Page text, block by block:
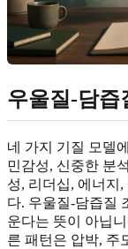
우울질-담즙
네 가지 기질 모델
민감성, 신중한 분
성, 리더십, 에너지
다. 우울질-담즙질
운다는 뜻이 아닙
른 패턴은 압박, 주